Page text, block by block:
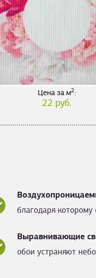
Цена за м2:
22 руб.
благодаря
Выравнивающие
обои устраняют